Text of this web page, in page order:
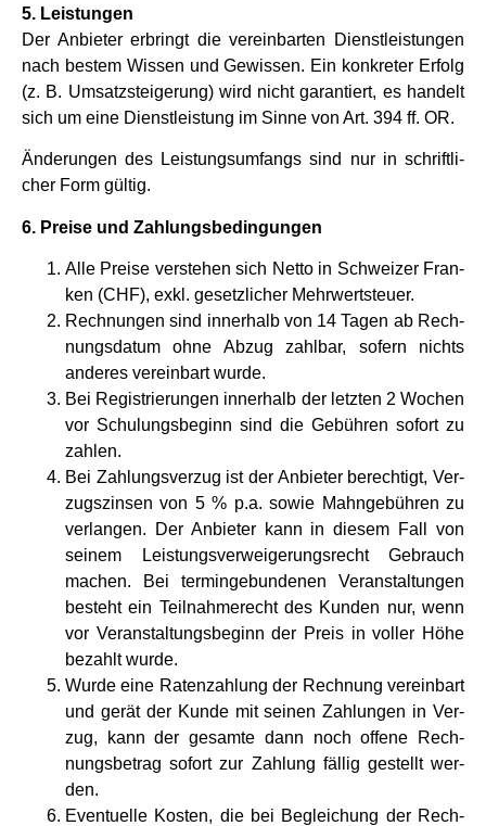
5. Lei­stun­gen
Der Anbie­ter erbringt die ver­ein­bar­ten Dienst­lei­stun­gen
nach bestem Wis­sen und Gewis­sen. Ein kon­kre­ter Erfolg
(z. B. Umsatz­stei­ge­rung) wird nicht garan­tiert, es han­delt
sich um eine Dienst­lei­stung im Sinne von Art. 394 ff. OR.
Ände­run­gen des Lei­stungs­um­fangs sind nur in schrift­li­
cher Form gül­tig.
6. Preise und Zah­lungs­be­din­gun­gen
Alle Preise ver­ste­hen sich Netto in Schwei­zer Fran­
ken (CHF), exkl. gesetz­li­cher Mehr­wert­steuer.
Rech­nun­gen sind inner­halb von 14 Tagen ab Rech­
nungs­da­tum ohne Abzug zahl­bar, sofern nichts
ande­res ver­ein­bart wurde.
Bei Regi­strie­run­gen inner­halb der letz­ten 2 Wochen
vor Schu­lungs­be­ginn sind die Gebüh­ren sofort zu
zah­len.
Bei Zah­lungs­ver­zug ist der Anbie­ter berech­tigt, Ver­
zugs­zin­sen von 5 % p.a. sowie Mahn­ge­büh­ren zu
ver­lan­gen. Der Anbie­ter kann in die­sem Fall von
sei­nem Lei­stungs­ver­wei­ge­rungs­recht Gebrauch
machen. Bei ter­min­ge­bun­de­nen Ver­an­stal­tun­gen
besteht ein Teil­nah­me­recht des Kun­den nur, wenn
vor Ver­an­stal­tungs­be­ginn der Preis in vol­ler Höhe
bezahlt wurde.
Wurde eine Raten­zah­lung der Rech­nung ver­ein­bart
und gerät der Kunde mit sei­nen Zah­lun­gen in Ver­
zug, kann der gesamte dann noch offene Rech­
nungs­be­trag sofort zur Zah­lung fäl­lig gestellt wer­
den.
Even­tu­elle Kosten, die bei Beglei­chung der Rech­